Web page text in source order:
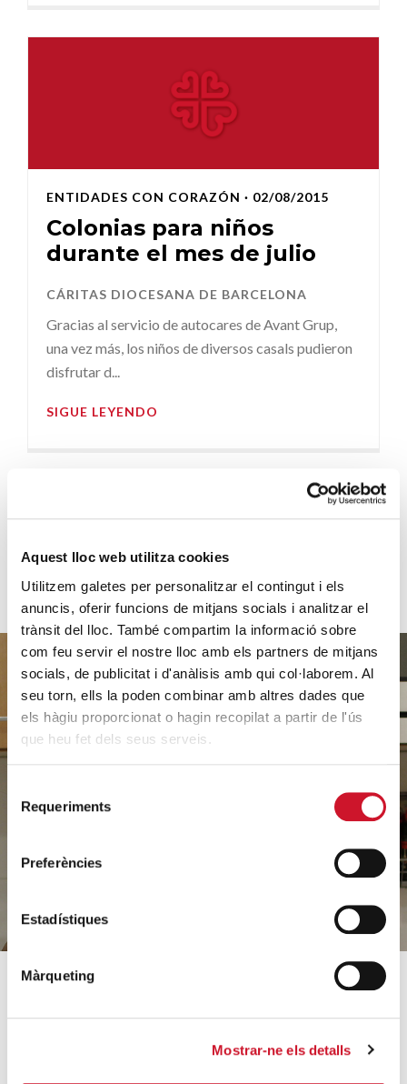
Aquest lloc web utilitza cookies
Utilitzem galetes per personalitzar el contingut i els
anuncis, oferir funcions de mitjans socials i analitzar el
trànsit del lloc. També compartim la informació sobre
com feu servir el nostre lloc amb els partners de mitjans
socials, de publicitat i d'anàlisis amb qui col·laborem. Al
seu torn, ells la poden combinar amb altres dades que
els hàgiu proporcionat o hagin recopilat a partir de l'ús
que heu fet dels seus serveis.
Requeriments
Preferències
Estadístiques
Màrqueting
Mostrar-ne els detalls
ENTIDADES CON CORAZÓN · 02/08/2015
Colonias para niños
durante el mes de julio
CÁRITAS DIOCESANA DE BARCELONA
Gracias al servicio de autocares de Avant Grup,
una vez más, los niños de diversos casals pudieron
disfrutar d...
SIGUE LEYENDO
Ayúdanos